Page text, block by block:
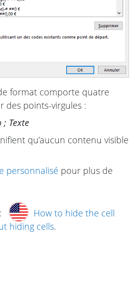
format comporte quatre
des points-virgules :
Texte
qu’aucun contenu visible
personnalisé pour plus de
How to hide the cell
hiding cells.